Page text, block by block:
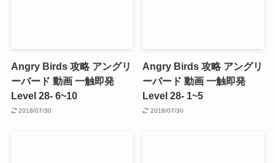
Angry Birds 攻略 アングリ
ーバード 動画 一触即発
Level 28- 6~10
2018/07/30
Angry Birds 攻略 アングリ
ーバード 動画 一触即発
Level 28- 1~5
2018/07/30